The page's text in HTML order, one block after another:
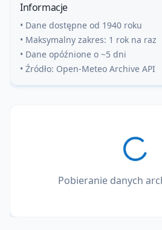
Informacje
• Dane dostępne od 1940 roku
• Maksymalny zakres: 1 rok na raz
• Dane opóźnione o ~5 dni
• Źródło: Open-Meteo Archive API
Pobieranie danych